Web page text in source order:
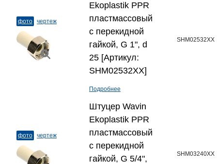
фото чертеж
Ekoplastik PPR
пластмассовый
с перекидной
гайкой, G 1", d
25 [Артикул:
SHM02532XX]
Подробнее
SHM02532XX
фото чертеж
Штуцер Wavin
Ekoplastik PPR
пластмассовый
с перекидной
гайкой, G 5/4",
SHM03240XX